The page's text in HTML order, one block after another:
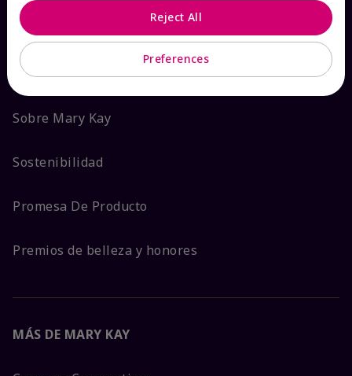
ACERCA DE MARY KAY
Garantía de Satisfacción
Sobre Mary Kay
Sostenibilidad
Promesa De Producto
Premios de belleza y honores
MÁS DE MARY KAY
Preferences
Reject All